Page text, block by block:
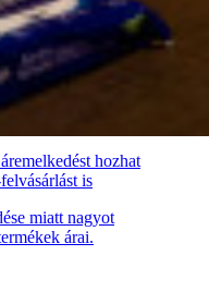
hozhat
is
miatt nagyot
árai.